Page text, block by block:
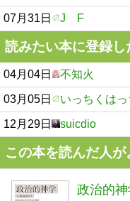
07月31日 J F
読みたい本に登録
04月04日 不知火
03月05日 いっちくはっ
12月29日 suicdio
この本を読んだ人
政治的